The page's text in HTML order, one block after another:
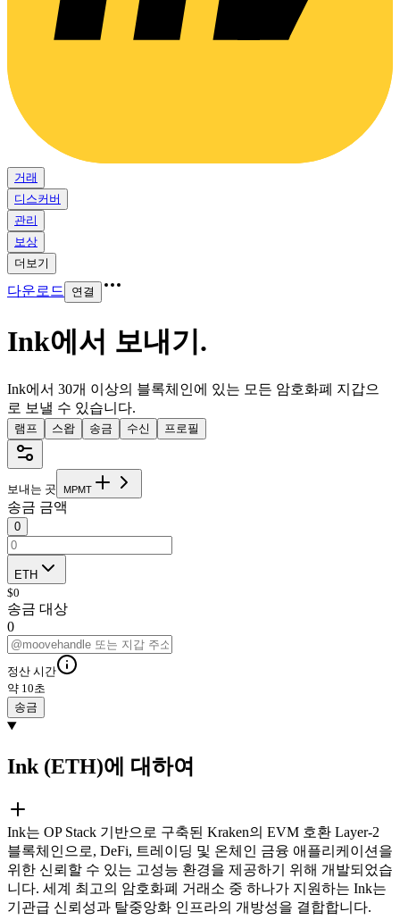
거래
디스커버
관리
보상
더보기
다운로드 연결
Ink에서 보내기.
Ink에서 30개 이상의 블록체인에 있는 모든 암호화폐 지갑으
로 보낼 수 있습니다.
램프 스왑 송금 수신 프로필
보내는 곳 MPMT
송금 금액
0
ETH
$0
송금 대상
0
정산 시간
약 10초
송금
Ink (ETH)에 대하여
Ink는 OP Stack 기반으로 구축된 Kraken의 EVM 호환 Layer-2
블록체인으로, DeFi, 트레이딩 및 온체인 금융 애플리케이션을
위한 신뢰할 수 있는 고성능 환경을 제공하기 위해 개발되었습
니다. 세계 최고의 암호화폐 거래소 중 하나가 지원하는 Ink는
기관급 신뢰성과 탈중앙화 인프라의 개방성을 결합합니다.